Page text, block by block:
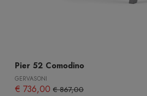
Pier 52 Comodino
GERVASONI
€ 736,00 € 867,00